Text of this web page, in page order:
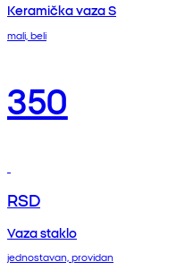
Keramička vaza S
mali, beli
350
RSD
Vaza staklo
jednostavan, providan